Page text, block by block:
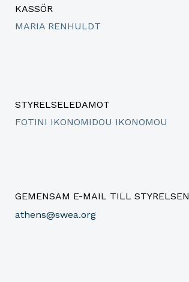
KASSÖR
MARIA RENHULDT
STYRELSELEDAMOT
FOTINI IKONOMIDOU IKONOMOU
GEMENSAM E-MAIL TILL STYRELSEN
athens@swea.org